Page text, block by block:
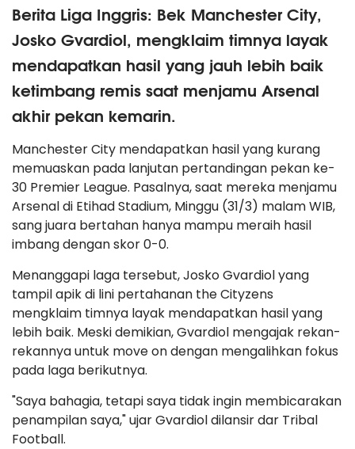
Berita Liga Inggris: Bek Manchester City,
Josko Gvardiol, mengklaim timnya layak
mendapatkan hasil yang jauh lebih baik
ketimbang remis saat menjamu Arsenal
akhir pekan kemarin.
Manchester City mendapatkan hasil yang kurang
memuaskan pada lanjutan pertandingan pekan ke-
30 Premier League. Pasalnya, saat mereka menjamu
Arsenal di Etihad Stadium, Minggu (31/3) malam WIB,
sang juara bertahan hanya mampu meraih hasil
imbang dengan skor 0-0.
Menanggapi laga tersebut, Josko Gvardiol yang
tampil apik di lini pertahanan the Cityzens
mengklaim timnya layak mendapatkan hasil yang
lebih baik. Meski demikian, Gvardiol mengajak rekan-
rekannya untuk move on dengan mengalihkan fokus
pada laga berikutnya.
"Saya bahagia, tetapi saya tidak ingin membicarakan
penampilan saya," ujar Gvardiol dilansir dar Tribal
Football.